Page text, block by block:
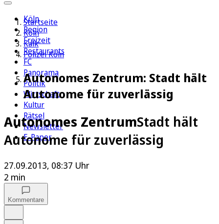
Köln
Region
Freizeit
Restaurants
FC
Panorama
Politik
Wirtschaft
Kultur
Rätsel
Newsletter
E-Paper
Startseite
Köln
Kalk
Polizei Köln
Autonomes Zentrum: Stadt hält
Autonome für zuverlässig
Autonomes ZentrumStadt hält
Autonome für zuverlässig
27.09.2013, 08:37 Uhr
2 min
Kommentare